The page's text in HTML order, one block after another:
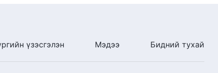
үзэсгэлэн Мэдээ Бидний тухай